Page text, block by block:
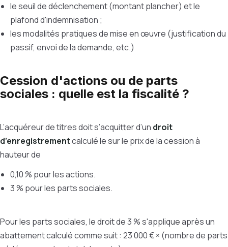
le seuil de déclenchement (montant plancher) et le
plafond d'indemnisation ;
les modalités pratiques de mise en œuvre (justification du
passif, envoi de la demande, etc.)
Cession d'actions ou de parts
sociales : quelle est la fiscalité ?
L’acquéreur de titres doit s’acquitter d’un droit
d’enregistrementcalculé le sur le prix de la cession à
hauteur de
0,10 % pour les actions.
3 % pour les parts sociales.
Pour les parts sociales, le droit de 3 % s'applique après un
abattement calculé comme suit : 23 000 € × (nombre de parts